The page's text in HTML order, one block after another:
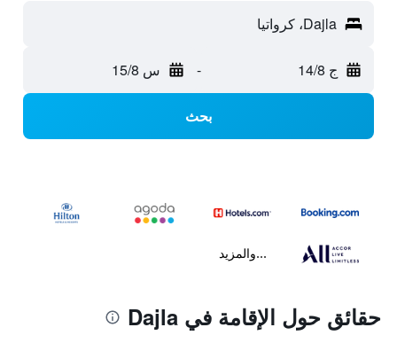
Dajla، كرواتيا
ج 14/8 - س 15/8
بحث
...والمزيد
حقائق حول الإقامة في Dajla